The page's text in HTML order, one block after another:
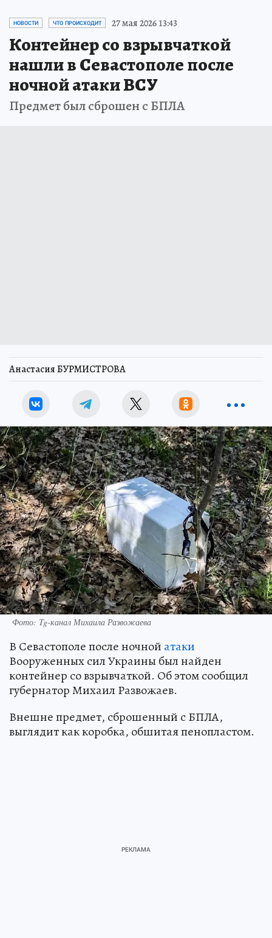
НОВОСТИ ЧТО ПРОИСХОДИТ 27 мая 2026 13:43
Контейнер со взрывчаткой
нашли в Севастополе после
ночной атаки ВСУ
Предмет был сброшен с БПЛА
Анастасия БУРМИСТРОВА
Фото: Tg-канал Михаила Развожаева
В Севастополе после ночной атаки
Вооруженных сил Украины был найден
контейнер со взрывчаткой. Об этом сообщил
губернатор Михаил Развожаев.
Внешне предмет, сброшенный с БПЛА,
выглядит как коробка, обшитая пенопластом.